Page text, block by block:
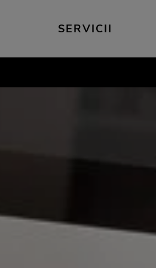
SERVICII